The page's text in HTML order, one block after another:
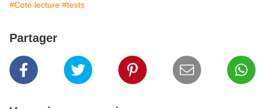
#Coté lecture #tests
Partager